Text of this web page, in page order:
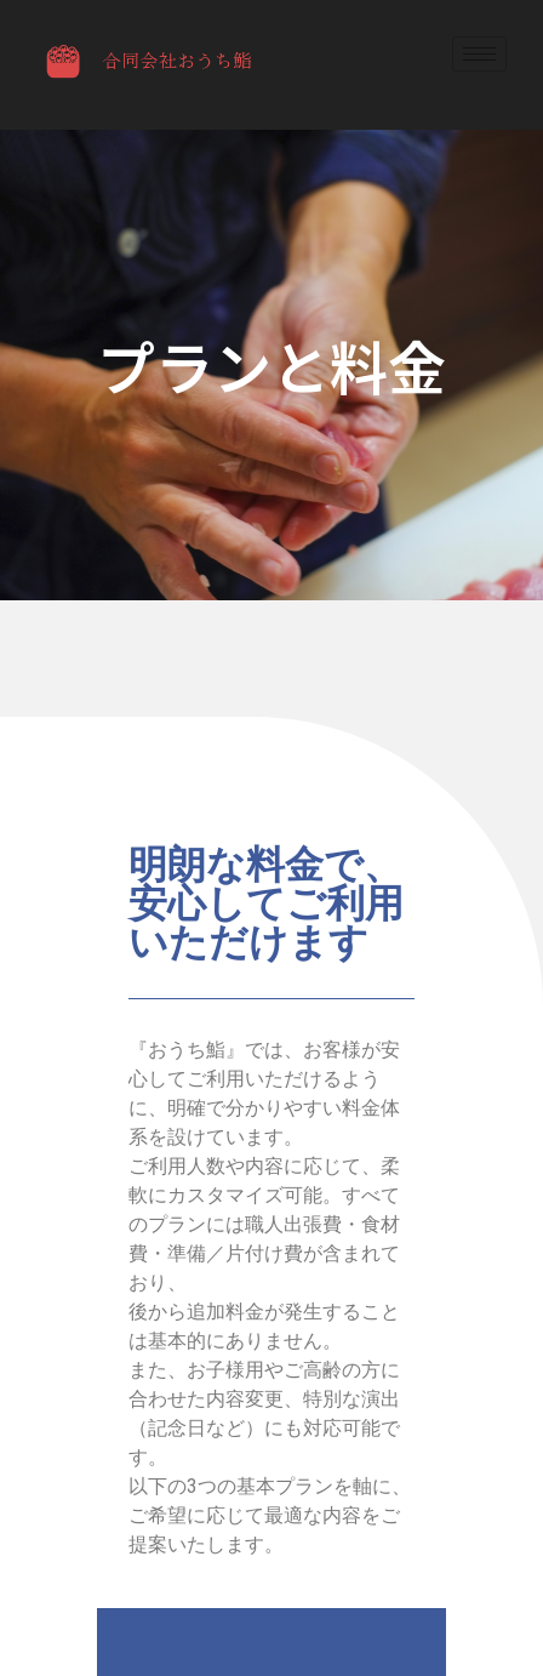
プランと料金
明朗な料金で、
安心してご利用
いただけます
『おうち鮨』では、お客様が安
心してご利用いただけるよう
に、明確で分かりやすい料金体
系を設けています。
ご利用人数や内容に応じて、柔
軟にカスタマイズ可能。すべて
のプランには職人出張費・食材
費・準備／片付け費が含まれて
おり、
後から追加料金が発生すること
は基本的にありません。
また、お子様用やご高齢の方に
合わせた内容変更、特別な演出
（記念日など）にも対応可能で
す。
以下の3つの基本プランを軸に、
ご希望に応じて最適な内容をご
提案いたします。